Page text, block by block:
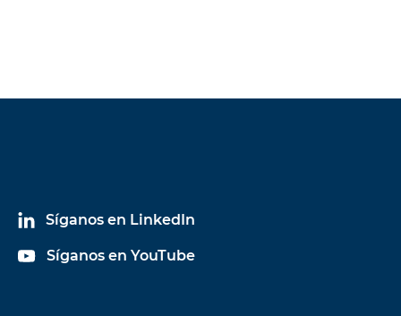
Síganos en LinkedIn
Síganos en YouTube